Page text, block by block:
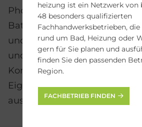
Photovoltaik erzeugt den
Batteriespeicher macht ihn
und die Wärmepumpe nutzt
und Warmwasser. So wird
Komponenten eine Lösung,
Eigenverbrauch erhöht und
aus dem Netz reduziert.
heizung ist ein Netzwerk von
48 besonders qualifizierten
Fachhandwerksbetrieben,
rund um Bad, Heizung oder
gern für Sie planen und
finden Sie den passenden
Region.
FACHBETRIEB FINDEN